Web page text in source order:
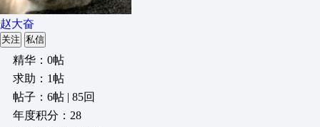
赵大奋
关注 私信
精华：0帖
求助：1帖
帖子：6帖 | 85回
年度积分：28